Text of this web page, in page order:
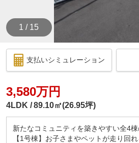
1 / 15
支払いシミュレーション
3,580万円
4LDK 89.10㎡(26.95坪)
新たなコミュニティを築きやすい全4棟
【1号棟】お子さまやペットが走り回